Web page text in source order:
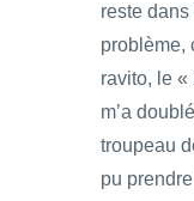
reste
problème,
ravito, le
m’a
troupeau
pu